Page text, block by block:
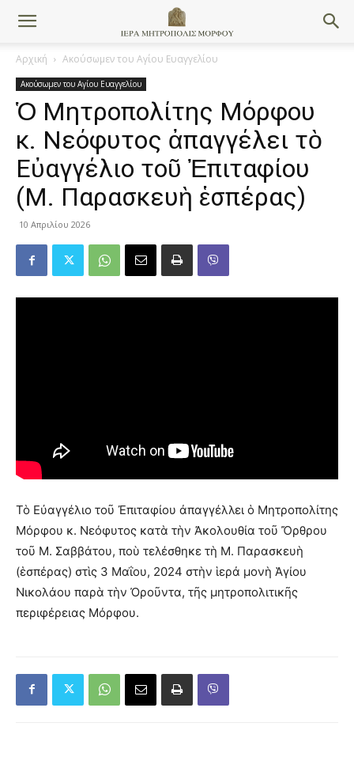
Αρχική Ακούσωμεν του Αγίου Ευαγγελίου
Ακούσωμεν του Αγίου Ευαγγελίου
Ὁ Μητροπολίτης Μόρφου
κ. Νεόφυτος ἀπαγγέλει τὸ
Εὐαγγέλιο τοῦ Ἐπιταφίου
(Μ. Παρασκευὴ ἑσπέρας)
10 Απριλίου 2026
Τὸ Εὐαγγέλιο τοῦ Ἐπιταφίου ἀπαγγέλλει ὁ Μητροπολίτης
Μόρφου κ. Νεόφυτος κατὰ τὴν Ἀκολουθία τοῦ Ὄρθρου
τοῦ Μ. Σαββάτου, ποὺ τελέσθηκε τὴ Μ. Παρασκευὴ
(ἑσπέρας) στὶς 3 Μαΐου, 2024 στὴν ἱερἀ μονὴ Ἁγίου
Νικολάου παρὰ τὴν Ὀροῦντα, τῆς μητροπολιτικῆς
περιφέρειας Μόρφου.